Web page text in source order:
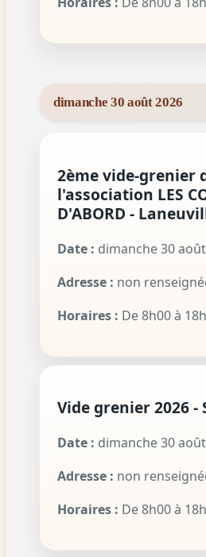
dimanche 30 août 2026
2ème vide-grenier
l'association LES
D'ABORD -
Date : dimanche 30
Adresse : non
Horaires : De 8h00 à
Vide grenier 2026 -
Date : dimanche 30
Adresse : non
Horaires : De 8h00 à